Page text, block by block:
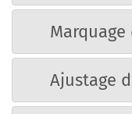
Ajustage